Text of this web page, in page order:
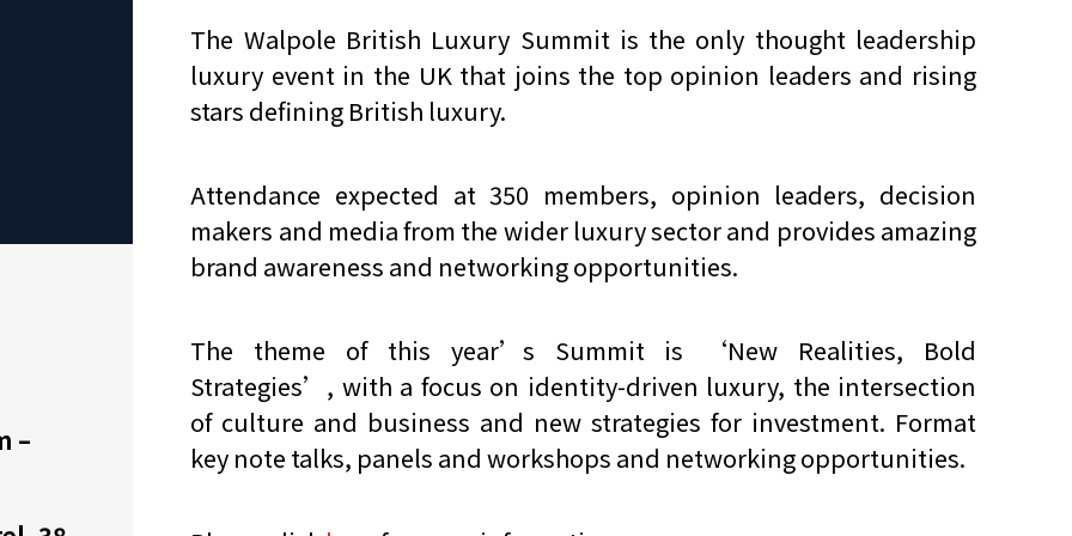
–
The Walpole British Luxury Summit is the only thought leadership
luxury event in the UK that joins the top opinion leaders and rising
stars defining British luxury.
Attendance expected at 350 members, opinion leaders, decision
makers and media from the wider luxury sector and provides amazing
brand awareness and networking opportunities.
The theme of this year’s Summit is ‘New Realities, Bold
Strategies’, with a focus on identity-driven luxury, the intersection
of culture and business and new strategies for investment. Format
key note talks, panels and workshops and networking opportunities.